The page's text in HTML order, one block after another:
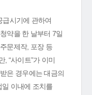
시기에 관하여
약을 한 날부터 7일
문제작, 포장 등
, “사이트”가 이미
은 경우에는 대금의
이내에 조치를